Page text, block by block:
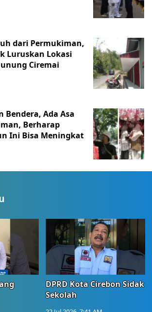
dari Permukiman,
Luruskan Lokasi
Ciremai
Bendera, Ada Asa
Berharap
Ini Bisa Meningkat
DPRD Kota Cirebon Sidak
Sekolah